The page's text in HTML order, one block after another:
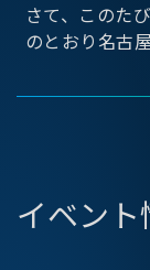
さて、このた
のとおり名古
イベント